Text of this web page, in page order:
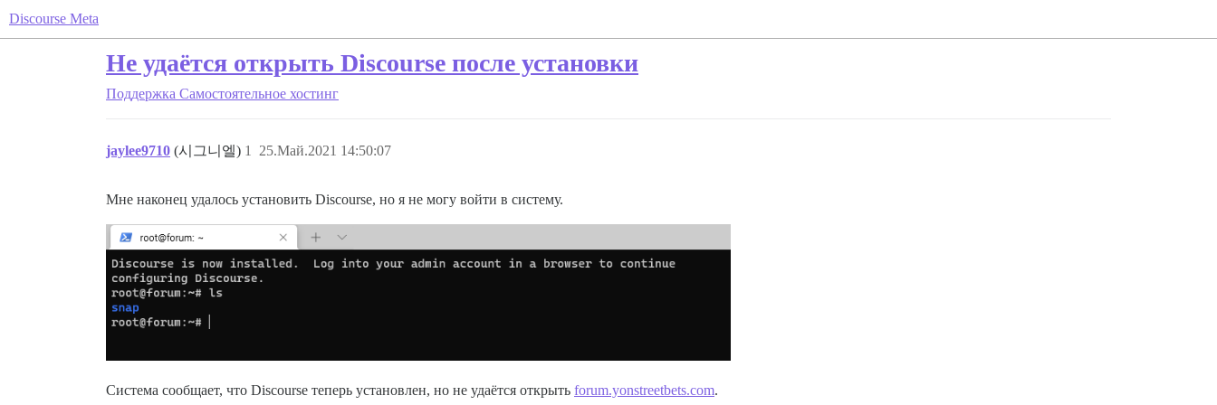
Discourse Meta
Не удаётся открыть Discourse после установки
Поддержка Самостоятельное хостинг
jaylee9710 (시그니엘) 25.Май.2021 14:50:07
1
Мне наконец удалось установить Discourse, но я не могу войти в систему.
Система сообщает, что Discourse теперь установлен, но не удаётся открыть forum.yonstreetbets.com.